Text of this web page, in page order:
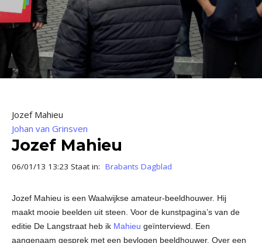
Jozef Mahieu
Johan van Grinsven
Jozef Mahieu
06/01/13 13:23 Staat in: Brabants Dagblad
Jozef Mahieu is een Waalwijkse amateur-beeldhouwer. Hij
maakt mooie beelden uit steen. Voor de kunstpagina’s van de
editie De Langstraat heb ik Mahieu geïnterviewd. Een
aangenaam gesprek met een bevlogen beeldhouwer. Over een